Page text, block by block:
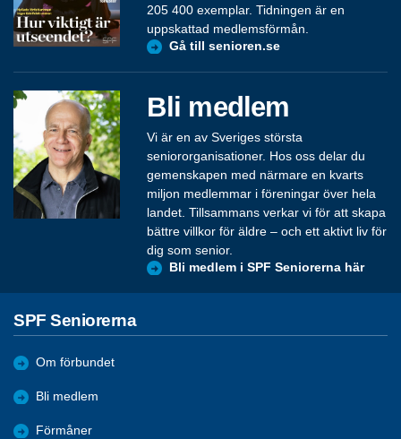
205 400 exemplar. Tidningen är en
uppskattad medlemsförmån.
Gå till senioren.se
Bli medlem
Vi är en av Sveriges största
seniororganisationer. Hos oss delar du
gemenskapen med närmare en kvarts
miljon medlemmar i föreningar över hela
landet. Tillsammans verkar vi för att skapa
bättre villkor för äldre – och ett aktivt liv för
dig som senior.
Bli medlem i SPF Seniorerna här
SPF Seniorerna
Om förbundet
Bli medlem
Förmåner